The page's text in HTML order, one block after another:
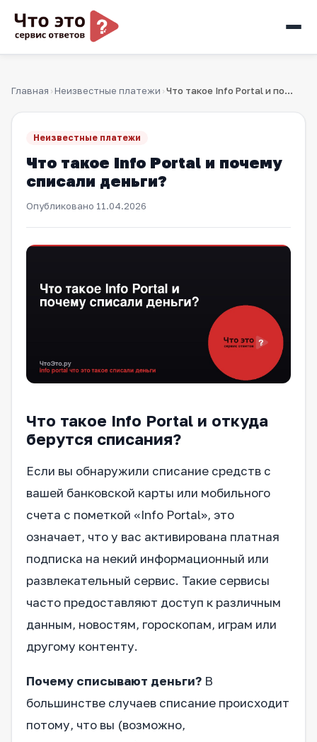
Главная › Неизвестные платежи › Что такое Info Portal и почему списали деньги?
Неизвестные платежи
Что такое Info Portal и почему
списали деньги?
Опубликовано 11.04.2026
Что такое Info Portal и откуда
берутся списания?
Если вы обнаружили списание средств с
вашей банковской карты или мобильного
счета с пометкой «Info Portal», это
означает, что у вас активирована платная
подписка на некий информационный или
развлекательный сервис. Такие сервисы
часто предоставляют доступ к различным
данным, новостям, гороскопам, играм или
другому контенту.
Почему списывают деньги? В
большинстве случаев списание происходит
потому, что вы (возможно,